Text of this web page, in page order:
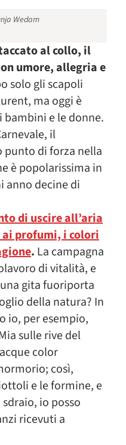
Wedam
al collo, il
umore, allegria e
solo gli scapoli
ma oggi è
e le donne.
il
punto di forza nella
è popolarissima in
anno decine di
di uscire all’aria
profumi, i colori
. La campagna
di vitalità, e
gita fuoriporta
della natura? In
io, per esempio,
sulle rive del
color
così,
e le formine, e
io posso
ricevuti a